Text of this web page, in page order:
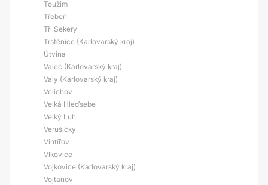
Toužim
Třebeň
Tři Sekery
Trstěnice (Karlovarský kraj)
Útvina
Valeč (Karlovarský kraj)
Valy (Karlovarský kraj)
Velichov
Velká Hleďsebe
Velký Luh
Verušičky
Vintířov
Vlkovice
Vojkovice (Karlovarský kraj)
Vojtanov